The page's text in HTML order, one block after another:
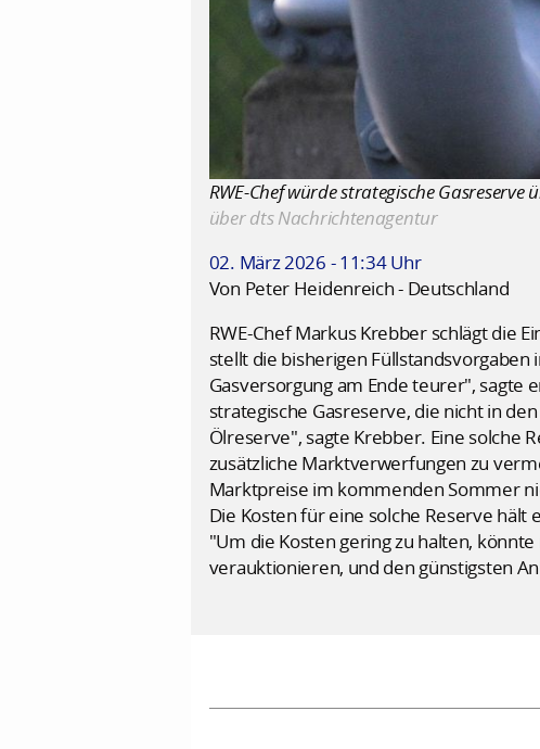
RWE-Chef würde strategische Gasreserve
über dts Nachrichtenagentur
02. März 2026 - 11:34 Uhr
Von Peter Heidenreich - Deutschland
RWE-Chef Markus Krebber schlägt die
stellt die bisherigen
Gasversorgung am Ende teurer", sagte
strategische Gasreserve, die nicht in
Ölreserve", sagte Krebber. Eine solche
zusätzliche Marktverwerfungen zu
Marktpreise im kommenden Sommer
Die Kosten für eine solche Reserve
"Um die Kosten gering zu halten,
verauktionieren, und den günstigsten